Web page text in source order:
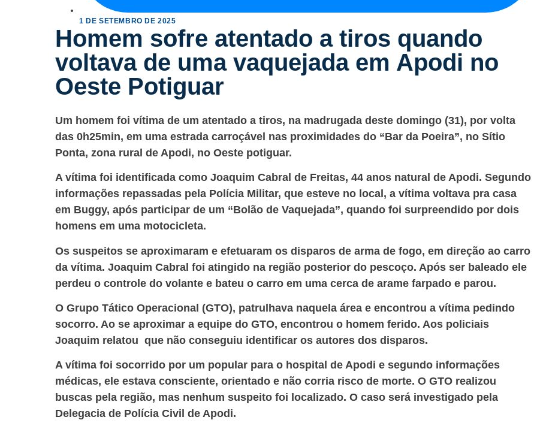
1 DE SETEMBRO DE 2025
Homem sofre atentado a tiros quando
voltava de uma vaquejada em Apodi no
Oeste Potiguar
Um homem foi vítima de um atentado a tiros, na madrugada deste domingo (31), por volta
das 0h25min, em uma estrada carroçável nas proximidades do “Bar da Poeira”, no Sítio
Ponta, zona rural de Apodi, no Oeste potiguar.
A vítima foi identificada como Joaquim Cabral de Freitas, 44 anos natural de Apodi. Segundo
informações repassadas pela Polícia Militar, que esteve no local, a vítima voltava pra casa
em Buggy, após participar de um “Bolão de Vaquejada”, quando foi surpreendido por dois
homens em uma motocicleta.
Os suspeitos se aproximaram e efetuaram os disparos de arma de fogo, em direção ao carro
da vítima. Joaquim Cabral foi atingido na região posterior do pescoço. Após ser baleado ele
perdeu o controle do volante e bateu o carro em uma cerca de arame farpado e parou.
O Grupo Tático Operacional (GTO), patrulhava naquela área e encontrou a vítima pedindo
socorro. Ao se aproximar a equipe do GTO, encontrou o homem ferido. Aos policiais
Joaquim relatou que não conseguiu identificar os autores dos disparos.
A vítima foi socorrido por um popular para o hospital de Apodi e segundo informações
médicas, ele estava consciente, orientado e não corria risco de morte. O GTO realizou
buscas pela região, mas nenhum suspeito foi localizado. O caso será investigado pela
Delegacia de Polícia Civil de Apodi.